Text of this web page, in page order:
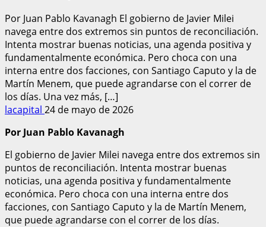
Por Juan Pablo Kavanagh El gobierno de Javier Milei
navega entre dos extremos sin puntos de reconciliación.
Intenta mostrar buenas noticias, una agenda positiva y
fundamentalmente económica. Pero choca con una
interna entre dos facciones, con Santiago Caputo y la de
Martín Menem, que puede agrandarse con el correr de
los días. Una vez más, […]
lacapital 24 de mayo de 2026
Por Juan Pablo Kavanagh
El gobierno de Javier Milei navega entre dos extremos sin
puntos de reconciliación. Intenta mostrar buenas
noticias, una agenda positiva y fundamentalmente
económica. Pero choca con una interna entre dos
facciones, con Santiago Caputo y la de Martín Menem,
que puede agrandarse con el correr de los días.